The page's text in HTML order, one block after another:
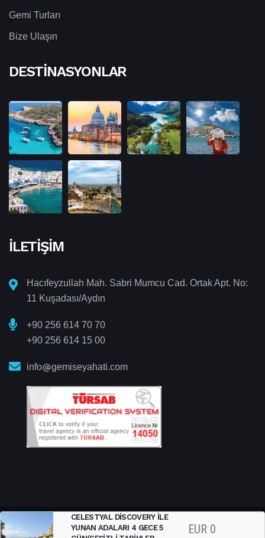
CELESTYAL DISCOVERY ILE
YUNAN ADALARI 4 GECE 5
EUR 0
Gemi Turları
Bize Ulaşın
DESTINASYONLAR
İLETIŞIM
Hacıfeyzullah Mah. Sabri Mumcu Cad. Ortak Apt. No:
11 Kuşadası/Aydın
+90 256 614 70 70
+90 256 614 15 00
info gemiseyahati.com
Gemi Seyahati© 2025 All Right Reserved